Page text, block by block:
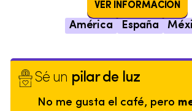
VER INFORMACIÓN
América España
Sé un pilar de luz
No me gusta el café, pero